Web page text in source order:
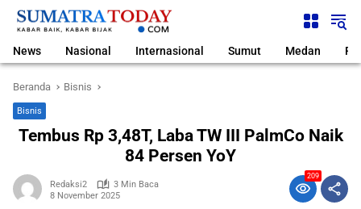
Langsung
News Nasional Internasional Sumut Medan
Beranda Bisnis
Bisnis
Tembus Rp 3,48T, Laba TW III PalmCo Naik
84 Persen YoY
Redaksi2
3 Min Baca
8 November 2025
209